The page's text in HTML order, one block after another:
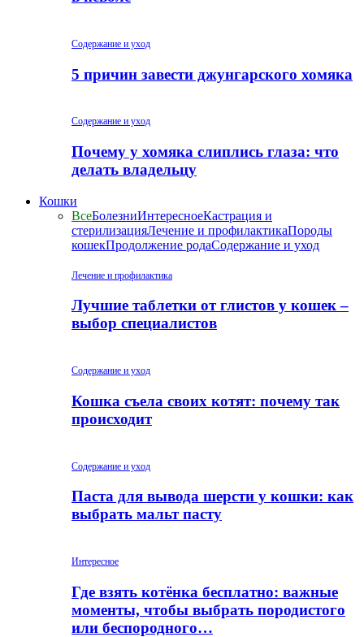
Содержание и уход
5 причин завести джунгарского хомяка
Содержание и уход
Почему у хомяка слиплись глаза: что
делать владельцу
Кошки
ВсеБолезниИнтересноеКастрация и
стерилизацияЛечение и профилактикаПороды
кошекПродолжение родаСодержание и уход
Лечение и профилактика
Лучшие таблетки от глистов у кошек –
выбор специалистов
Содержание и уход
Кошка съела своих котят: почему так
происходит
Содержание и уход
Паста для вывода шерсти у кошки: как
выбрать мальт пасту
Интересное
Где взять котёнка бесплатно: важные
моменты, чтобы выбрать породистого
или беспородного…